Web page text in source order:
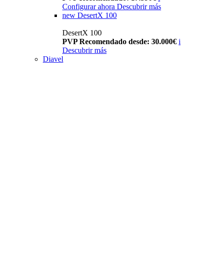
Configurar ahora Descubrir más
new DesertX 100
DesertX 100
PVP Recomendado desde: 30.000€ i
Descubrir más
Diavel